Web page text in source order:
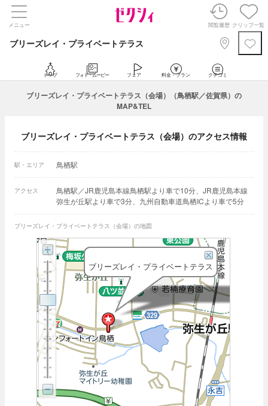
メニュー 閲覧履歴 クリップ一覧
ブリーズレイ・プライベートテラス
トップ フォト・ムービー フェア 料金・プラン クチコミ
ブリーズレイ・プライベートテラス（会場）（鳥栖駅／佐賀県）の
MAP&TEL
ブリーズレイ・プライベートテラス（会場）のアクセス情報
駅・エリア 鳥栖駅
アクセス
鳥栖駅／JR鹿児島本線鳥栖駅より車で10分、JR鹿児島本線
弥生が丘駅より車で3分、九州自動車道鳥栖ICより車で5分
ブリーズレイ・プライベートテラス（会場）の地図
ブリーズレイ・プライベートテラス